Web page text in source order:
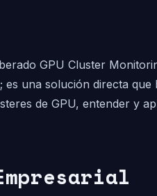
GPU Cluster
una solución directa
de GPU, entender y